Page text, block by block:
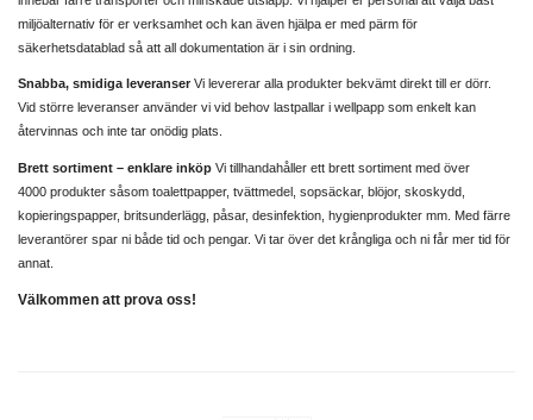
miljöalternativ för er verksamhet och kan även hjälpa er med pärm för
säkerhetsdatablad så att all dokumentation är i sin ordning.
Snabba, smidiga leveranser Vi levererar alla produkter bekvämt direkt till er dörr.
Vid större leveranser använder vi vid behov lastpallar i wellpapp som enkelt kan
återvinnas och inte tar onödig plats.
Brett sortiment – enklare inköp Vi tillhandahåller ett brett sortiment med över
4000 produkter såsom toalettpapper, tvättmedel, sopsäckar, blöjor, skoskydd,
kopieringspapper, britsunderlägg, påsar, desinfektion, hygienprodukter mm. Med färre
leverantörer spar ni både tid och pengar. Vi tar över det krångliga och ni får mer tid för
annat.
Välkommen att prova oss!